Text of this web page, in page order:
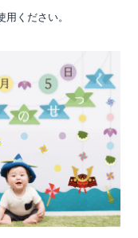
ください。